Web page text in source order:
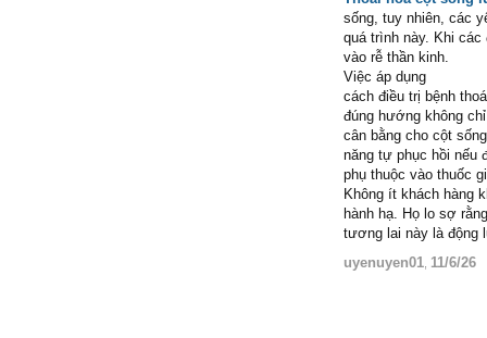
sống, tuy nhiên, các
quá trình này. Khi
vào rễ thần kinh.
Việc áp dụng
cách điều trị bệnh
đúng hướng không
cân bằng cho cột
năng tự phục hồi nếu
phụ thuộc vào thuốc
Không ít khách hàng
hành hạ. Họ lo sợ
tương lai này là động
uyenuyen01 11/6/26